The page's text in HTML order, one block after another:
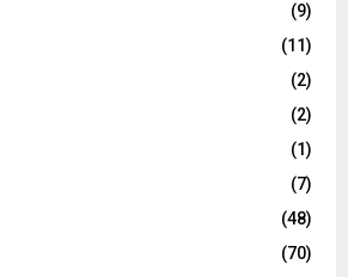
(9)
(11)
(2)
(2)
(1)
(7)
(48)
(70)